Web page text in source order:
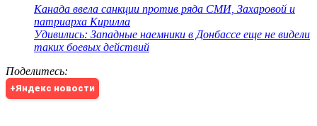
Канада ввела санкции против ряда СМИ, Захаровой и
патриарха Кирилла
Удивились: Западные наемники в Донбассе еще не видели
таких боевых действий
Поделитесь:
+Яндекс новости